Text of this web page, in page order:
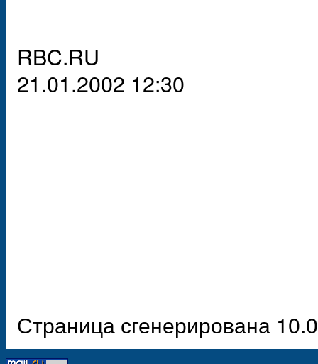
RBC.RU
21.01.2002 12:30
Страница сгенерирована